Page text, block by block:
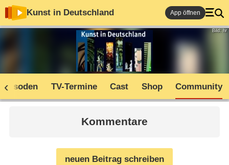
Kunst in Deutschland App öffnen
Bild: hr
Episoden TV-Termine Cast Shop Community
Kommentare
neuen Beitrag schreiben